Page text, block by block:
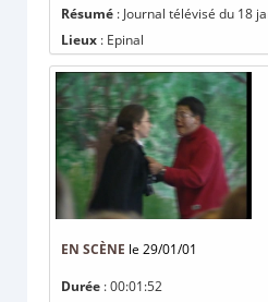
Résumé : Journal télévisé du 18
Lieux : Epinal
EN SCÈNE le 29/01/01
Durée : 00:01:52